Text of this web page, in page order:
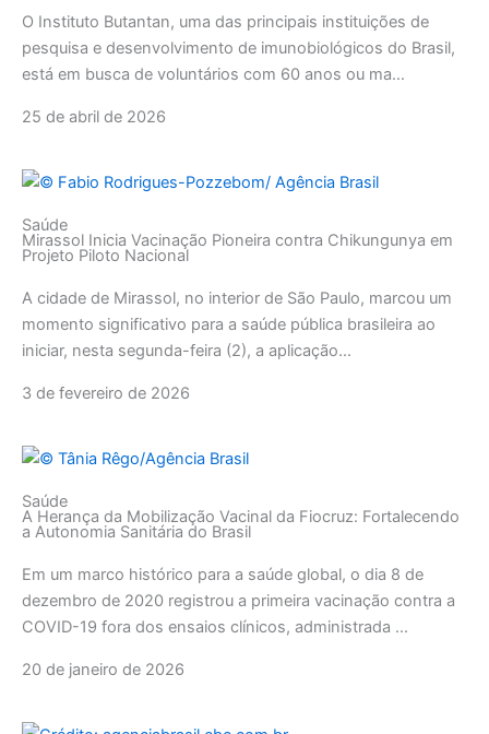
O Instituto Butantan, uma das principais instituições de
pesquisa e desenvolvimento de imunobiológicos do Brasil,
está em busca de voluntários com 60 anos ou ma...
25 de abril de 2026
Saúde
Mirassol Inicia Vacinação Pioneira contra Chikungunya em
Projeto Piloto Nacional
A cidade de Mirassol, no interior de São Paulo, marcou um
momento significativo para a saúde pública brasileira ao
iniciar, nesta segunda-feira (2), a aplicação...
3 de fevereiro de 2026
Saúde
A Herança da Mobilização Vacinal da Fiocruz: Fortalecendo
a Autonomia Sanitária do Brasil
Em um marco histórico para a saúde global, o dia 8 de
dezembro de 2020 registrou a primeira vacinação contra a
COVID-19 fora dos ensaios clínicos, administrada ...
20 de janeiro de 2026